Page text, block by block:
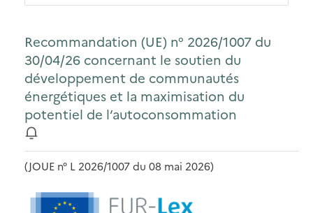
Recommandation (UE) n° 2026/1007 du
30/04/26 concernant le soutien du
développement de communautés
énergétiques et la maximisation du
potentiel de l’autoconsommation
(JOUE n° L 2026/1007 du 08 mai 2026)